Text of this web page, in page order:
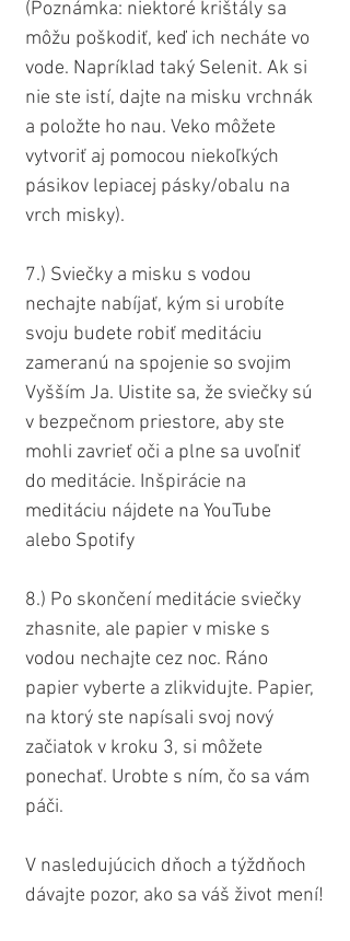
(Poznámka: niektoré krištály sa
môžu poškodiť, keď ich necháte vo
vode. Napríklad taký Selenit. Ak si
nie ste istí, dajte na misku vrchnák
a položte ho nau. Veko môžete
vytvoriť aj pomocou niekoľkých
pásikov lepiacej pásky/obalu na
vrch misky).
7.) Sviečky a misku s vodou
nechajte nabíjať, kým si urobíte
svoju budete robiť meditáciu
zameranú na spojenie so svojim
Vyšším Ja. Uistite sa, že sviečky sú
v bezpečnom priestore, aby ste
mohli zavrieť oči a plne sa uvoľniť
do meditácie. Inšpirácie na
meditáciu nájdete na YouTube
alebo Spotify
8.) Po skončení meditácie sviečky
zhasnite, ale papier v miske s
vodou nechajte cez noc. Ráno
papier vyberte a zlikvidujte. Papier,
na ktorý ste napísali svoj nový
začiatok v kroku 3, si môžete
ponechať. Urobte s ním, čo sa vám
páči.
V nasledujúcich dňoch a týždňoch
dávajte pozor, ako sa váš život mení!